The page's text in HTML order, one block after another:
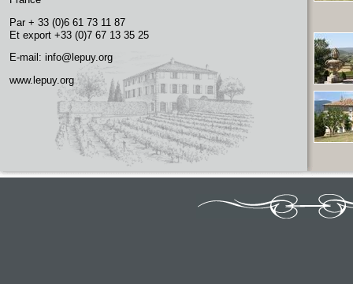
Par + 33 (0)6 61 73 11 87
Et export +33 (0)7 67 13 35 25
E-mail: info@lepuy.org
www.lepuy.org